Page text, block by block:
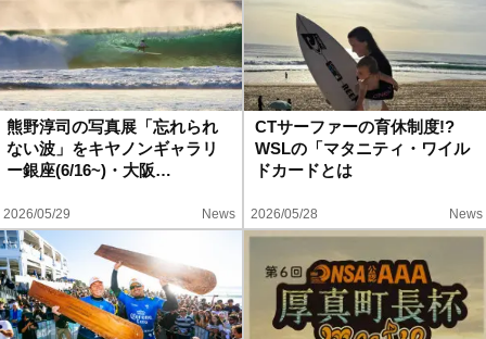
熊野淳司の写真展「忘れられ
ない波」をキヤノンギャラリ
ー銀座(6/16~)・大阪…
2026/05/29 News
CTサーファーの育休制度!?
WSLの「マタニティ・ワイル
ドカードとは
2026/05/28 News